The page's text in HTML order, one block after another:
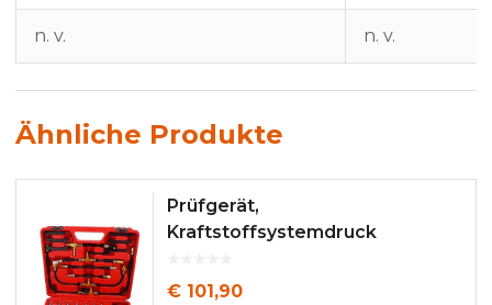
n. v. n. v.
Ähnliche Produkte
Prüfgerät,
Kraftstoffsystemdruck
€ 101,90